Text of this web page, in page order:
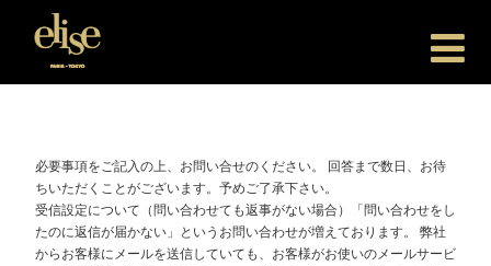
Elise Japan
必要事項をご記入の上、お問い合せのください。 回答まで数日、お待
ちいただくことがございます。予めご了承下さい。
受信設定について（問い合わせても返事がない場合）「問い合わせをし
たのに返信が届かない」というお問い合わせが増えております。 弊社
からお客様にメールを送信していても、お客様がお使いのメールサービ